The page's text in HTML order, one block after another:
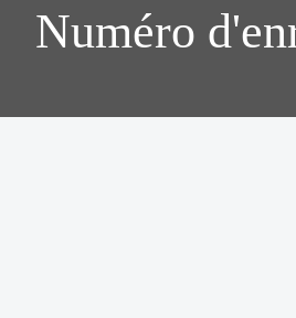
Numéro